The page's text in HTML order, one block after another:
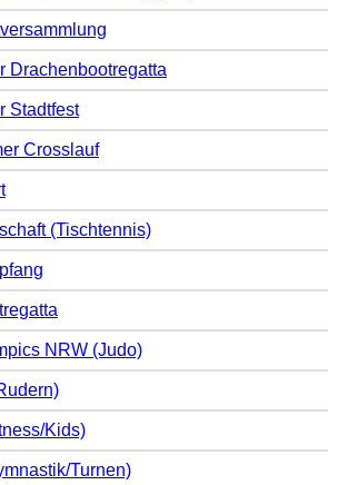
Drachenbootregatta
Stadtfest
Crosslauf
(Tischtennis)
NRW (Judo)
Kids)
Turnen)